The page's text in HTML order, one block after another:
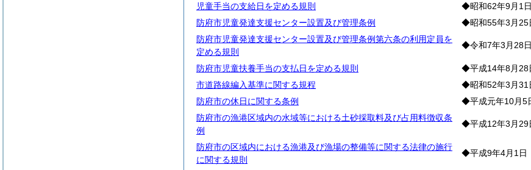
児童手当の支給日を定める規則
◆昭和62年9月1日
防府市児童発達支援センター設置及び管理条例
◆昭和55年3月25
防府市児童発達支援センター設置及び管理条例第六条の利用定員を
定める規則
◆令和7年3月28日
防府市児童扶養手当の支払日を定める規則 ◆平成14年8月28
市道路線編入基準に関する規程
◆昭和52年3月31
防府市の休日に関する条例
◆平成元年10月5
防府市の漁港区域内の水域等における土砂採取料及び占用料徴収条
例
◆平成12年3月29
防府市の区域内における漁港及び漁場の整備等に関する法律の施行
に関する規則
◆平成9年4月1日